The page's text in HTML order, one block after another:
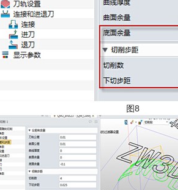
图8